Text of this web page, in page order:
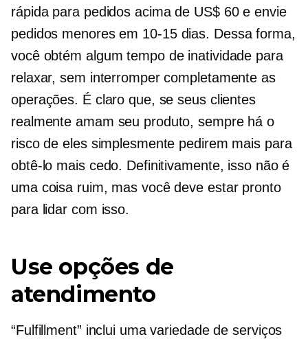
rápida para pedidos acima de US$ 60 e envie
pedidos menores em 10-15dias. Dessa forma,
você obtém algum tempo de inatividade para
relaxar, sem interromper completamente as
operações. É claro que, se seus clientes
realmente amam seu produto, sempre há o
risco de eles simplesmente pedirem mais para
obtê-lo mais cedo. Definitivamente, isso não é
uma coisa ruim, mas você deve estar pronto
para lidar com isso.
Use opções de
atendimento
“Fulfillment” inclui uma variedade de serviços